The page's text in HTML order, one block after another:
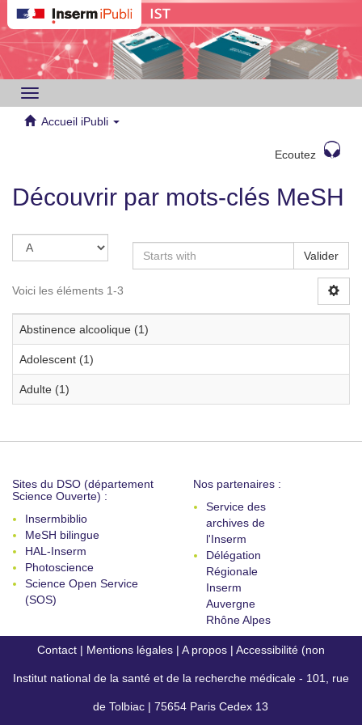
Toggle
navigation
Accueil iPubli
Ecoutez
Découvrir par mots-clés MeSH
Valider
Voici les éléments 1-3
Abstinence alcoolique (1)
Adolescent (1)
Adulte (1)
Sites du DSO (département
Science Ouverte) :
Insermbiblio
MeSH bilingue
HAL-Inserm
Photoscience
Science Open Service
(SOS)
Nos partenaires :
Service des
archives de
l'Inserm
Délégation
Régionale
Inserm
Auvergne
Rhône Alpes
Contact | Mentions légales | A propos | Accessibilité (non
conforme)
Institut national de la santé et de la recherche médicale - 101, rue
de Tolbiac | 75654 Paris Cedex 13